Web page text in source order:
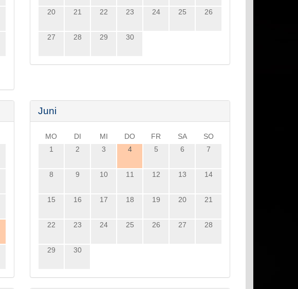
20 21 22 23 24 25 26
27 28 29 30
Juni
MO DI MI DO FR SA
SO
1
2 3 4 5 6 7
8 9 10 11 12 13 14
15 16 17 18 19 20 21
22 23 24 25 26 27 28
29 30